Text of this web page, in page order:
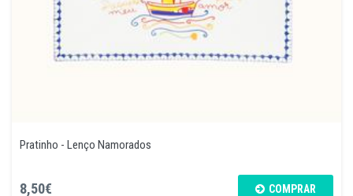
Pratinho - Lenço Namorados
8,50€ COMPRAR